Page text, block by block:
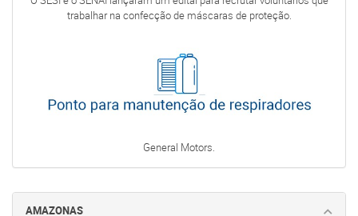
trabalhar na confecção de máscaras de proteção.
General Motors.
AMAZONAS